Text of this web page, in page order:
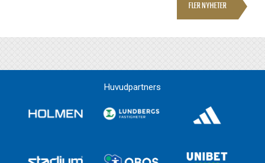
FLER NYHETER
Huvudpartners